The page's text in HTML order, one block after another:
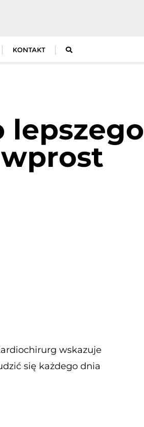
KONTAKT
lepszego
wskazuje
się każdego dnia